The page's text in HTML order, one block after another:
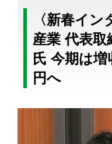
〈新春イ
産業 代表
氏 今期は
円へ